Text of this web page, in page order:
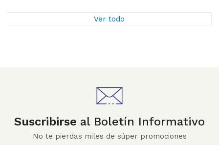
Ver todo
Suscribirse al Boletín Informativo
No te pierdas miles de súper promociones